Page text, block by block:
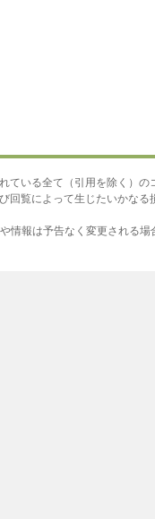
ている全て（引用を除く）
回覧によって生じたいかなる
情報は予告なく変更される場